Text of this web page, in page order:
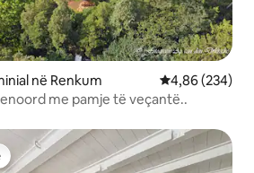
në Renkum Vlerësimi
4,86 (234)
me pamje të veçantë..